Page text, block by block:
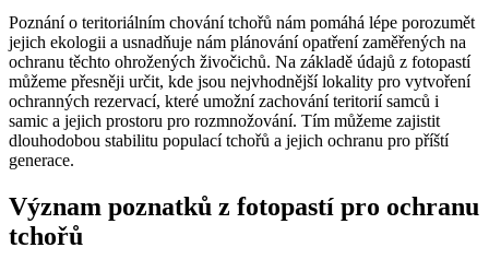
Poznání o teritoriálním chování tchořů nám pomáhá lépe porozumět
jejich ekologii a usnadňuje nám plánování opatření zaměřených na
ochranu těchto ohrožených živočichů. Na základě údajů z fotopastí
můžeme přesněji určit, kde jsou nejvhodnější lokality pro vytvoření
ochranných rezervací, které umožní zachování teritorií samců i
samic a jejich prostoru pro rozmnožování. Tím můžeme zajistit
dlouhodobou stabilitu populací tchořů a jejich ochranu pro příští
generace.
Význam poznatků z fotopastí pro ochranu
tchořů